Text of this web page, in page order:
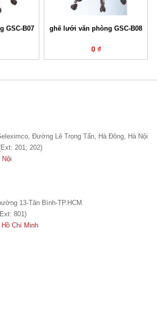
GSC-B07 ghế lưới văn phòng GSC-B08
0 ₫
Đường Lê Trọng Tấn, Hà Đông, Hà Nội
201; 202)
Nội
13-Tân Bình-TP.HCM
801)
Chí Minh